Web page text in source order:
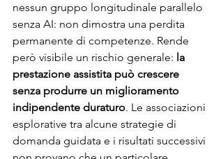
nessun gruppo longitudinale parallelo
senza AI: non dimostra una perdita
permanente di competenze. Rende
però visibile un rischio generale: la
prestazione assistita può crescere
senza produrre un miglioramento
indipendente duraturo. Le associazioni
esplorative tra alcune strategie di
domanda guidata e i risultati successivi